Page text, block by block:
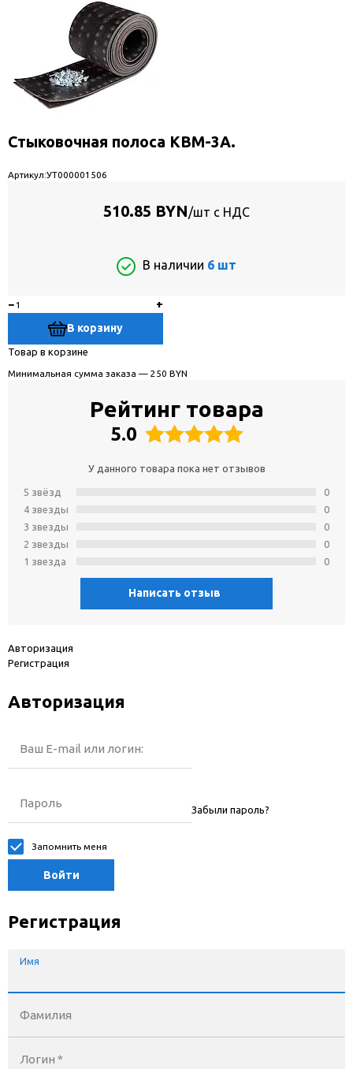
Стыковочная полоса КВМ-3А.
Артикул:УТ000001506
510.85 BYN/шт с НДС
В наличии 6 шт
−
+
В корзину
Товар в корзине
Минимальная сумма заказа — 250 BYN
Рейтинг товара
5.0
У данного товара пока нет отзывов
5 звёзд
4 звeзды
3 звeзды
2 звeзды
1 звeзда
0
0
0
0
0
Написать отзыв
Авторизация
Регистрация
Авторизация
Ваш E-mail или логин:
Пароль Забыли пароль?
Запомнить меня
Войти
Регистрация
Имя
Фамилия
Логин *